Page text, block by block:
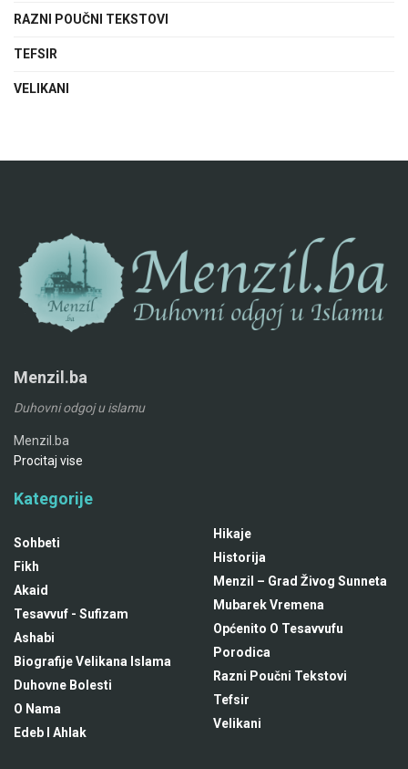
RAZNI POUČNI TEKSTOVI
TEFSIR
VELIKANI
Menzil.ba
Duhovni odgoj u islamu
Menzil.ba
Procitaj vise
Kategorije
Sohbeti
Fikh
Akaid
Tesavvuf - Sufizam
Ashabi
Biografije Velikana Islama
Duhovne Bolesti
O Nama
Edeb I Ahlak
Hikaje
Historija
Menzil – Grad Živog Sunneta
Mubarek Vremena
Općenito O Tesavvufu
Porodica
Razni Poučni Tekstovi
Tefsir
Velikani